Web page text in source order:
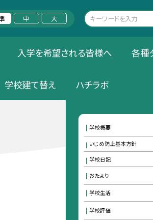
中 大
入学を希望される皆様へ 各種
学校建て替え ハチラボ
学校概要
いじめ防止基本方針
学校日記
おたより
学校生活
学校評価